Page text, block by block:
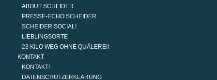
ABOUT SCHEIDER
PRESSE-ECHO SCHEIDER
SCHEIDER SOCIAL!
LIEBLINGSORTE
23 KILO WEG OHNE QUÄLEREI!
KONTAKT
KONTAKT!
DATENSCHUTZERKLÄRUNG